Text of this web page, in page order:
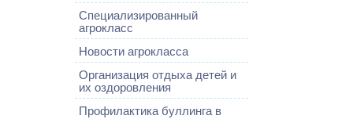
Специализированный
агрокласс
Новости агрокласса
Организация отдыха детей и
их оздоровления
Профилактика буллинга в